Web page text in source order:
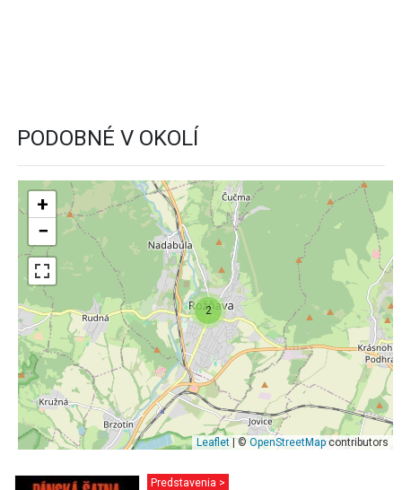
PODOBNÉ V OKOLÍ
2
+
−
Leaflet | © OpenStreetMapcontributors
Predstavenia >